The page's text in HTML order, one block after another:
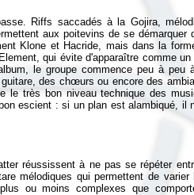
Riffs saccadés à la Gojira,
aux poitevins de se démarquer
Klone et Hacride, mais dans la
qui évite d'apparaître comme
le groupe commence peu à peu
des chœurs ou encore des
le très bon niveau technique des
escient : si un plan est alambiqué, il
réussissent à ne pas se répéter
mélodiques qui permettent de
ou moins complexes que